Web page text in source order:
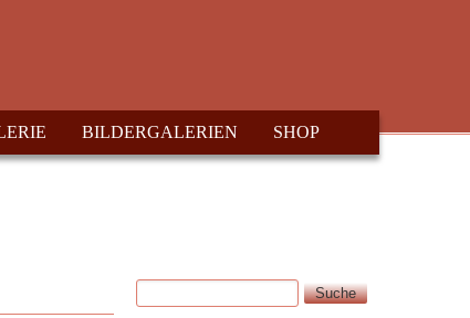
BILDERGALERIEN SHOP
Suchformular
Suche